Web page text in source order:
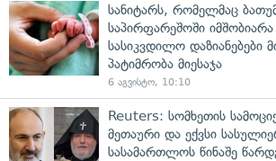
სანიტარს, რომელმაც
საპირფარეშოში
სასიკვდილო დაზიანებები
პატიმრობა მიესაჯა
6 აგვისტო, 10:10
Reuters: სომხეთის
მეთაური და ექვსი
სასამართლოს წინაშე